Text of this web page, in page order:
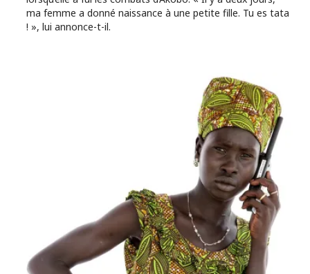
ma femme a donné naissance à une petite fille. Tu es tata
! », lui annonce-t-il.